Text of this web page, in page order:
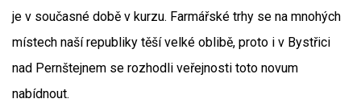
je v současné době v kurzu. Farmářské trhy se na mnohých
místech naší republiky těší velké oblibě, proto i v Bystřici
nad Pernštejnem se rozhodli veřejnosti toto novum
nabídnout.